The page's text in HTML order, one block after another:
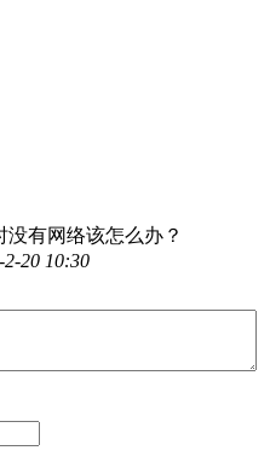
有网络该怎么办？
2-20 10:30